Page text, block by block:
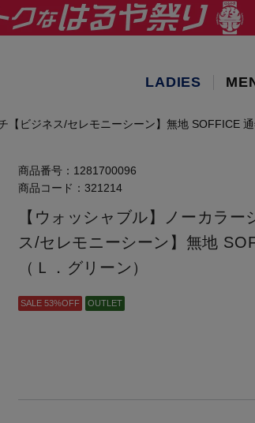
LADIES
【ビジネス/セレモニーシーン】無地 SOFFICE
商品番号： 1281700096
商品コード： 321214
【ウォッシャブル】ノーカラ
ス/セレモニーシーン】無地
（Ｌ．グリーン）
SALE 53%OFF OUTLET